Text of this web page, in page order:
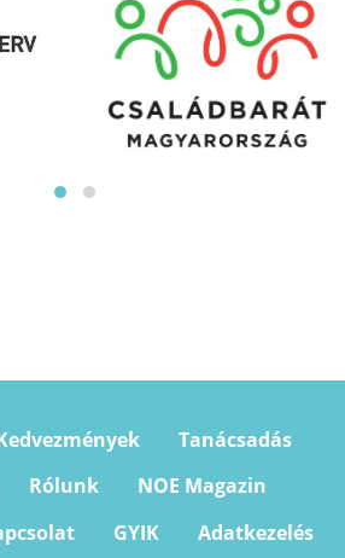
Tanácsadás
Rólunk
NOE Magazin
GYIK Adatkezelés